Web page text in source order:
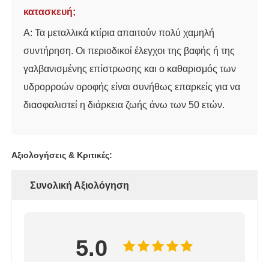
κατασκευή;
Α: Τα μεταλλικά κτίρια απαιτούν πολύ χαμηλή
συντήρηση. Οι περιοδικοί έλεγχοι της βαφής ή της
γαλβανισμένης επίστρωσης και ο καθαρισμός των
υδρορροών οροφής είναι συνήθως επαρκείς για να
διασφαλιστεί η διάρκεια ζωής άνω των 50 ετών.
Αξιολογήσεις & Κριτικές:
Συνολική Αξιολόγηση
5.0